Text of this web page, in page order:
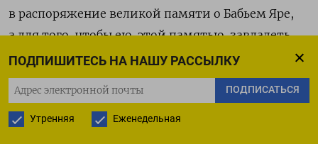
ПОДПИШИТЕСЬ НА НАШУ РАССЫЛКУ
ПОДПИСАТЬСЯ
Утренняя Еженедельная
в распоряжение великой памяти о Бабьем Яре,
а для того, чтобы ею, этой памятью, завладеть
и рулить.
Эскалация не заставила себя ждать. Причин было
сколько угодно, но все же главная — блокировка